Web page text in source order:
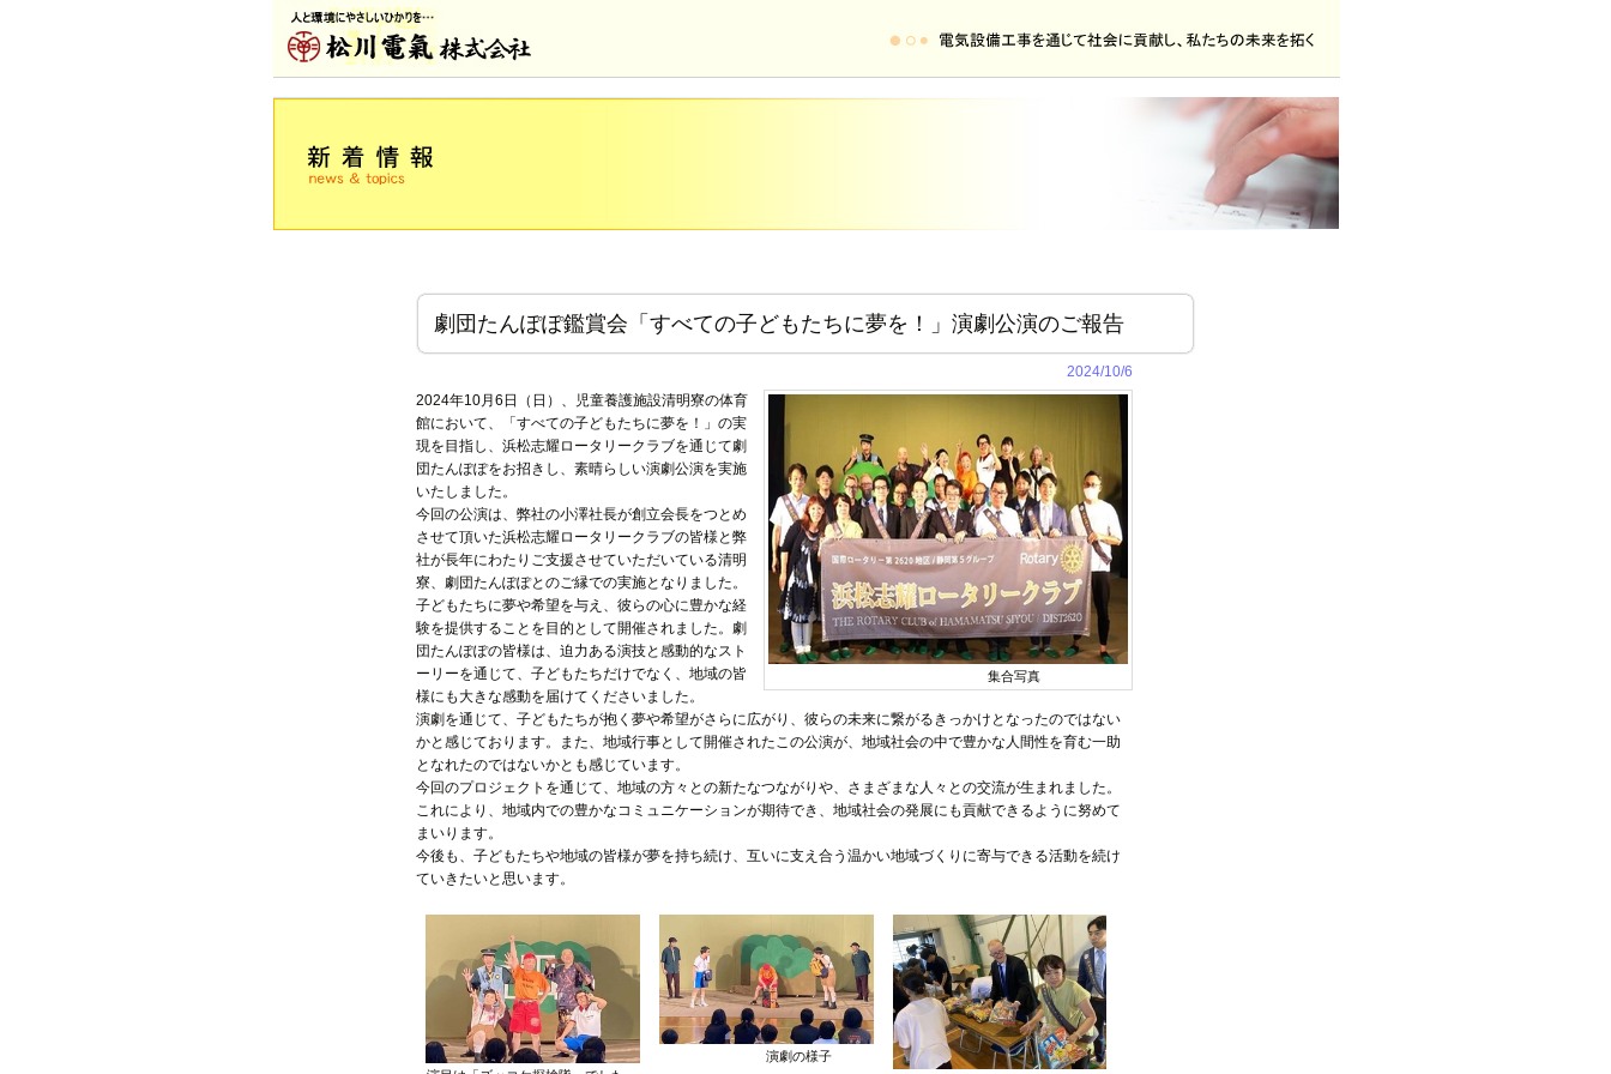
劇団たんぽぽ鑑賞会「すべての子どもたちに夢を！」演劇公演のご報告
2024/10/6
集合写真
2024年10月6日（日）、児童養護施設清明寮の体育
館において、「すべての子どもたちに夢を！」の実
現を目指し、浜松志耀ロータリークラブを通じて劇
団たんぽぽをお招きし、素晴らしい演劇公演を実施
いたしました。
今回の公演は、弊社の小澤社長が創立会長をつとめ
させて頂いた浜松志耀ロータリークラブの皆様と弊
社が長年にわたりご支援させていただいている清明
寮、劇団たんぽぽとのご縁での実施となりました。
子どもたちに夢や希望を与え、彼らの心に豊かな経
験を提供することを目的として開催されました。劇
団たんぽぽの皆様は、迫力ある演技と感動的なスト
ーリーを通じて、子どもたちだけでなく、地域の皆
様にも大きな感動を届けてくださいました。
演劇を通じて、子どもたちが抱く夢や希望がさらに広がり、彼らの未来に繋がるきっかけとなったのではない
かと感じております。また、地域行事として開催されたこの公演が、地域社会の中で豊かな人間性を育む一助
となれたのではないかとも感じています。
今回のプロジェクトを通じて、地域の方々との新たなつながりや、さまざまな人々との交流が生まれました。
これにより、地域内での豊かなコミュニケーションが期待でき、地域社会の発展にも貢献できるように努めて
まいります。
今後も、子どもたちや地域の皆様が夢を持ち続け、互いに支え合う温かい地域づくりに寄与できる活動を続け
ていきたいと思います。
演劇の様子